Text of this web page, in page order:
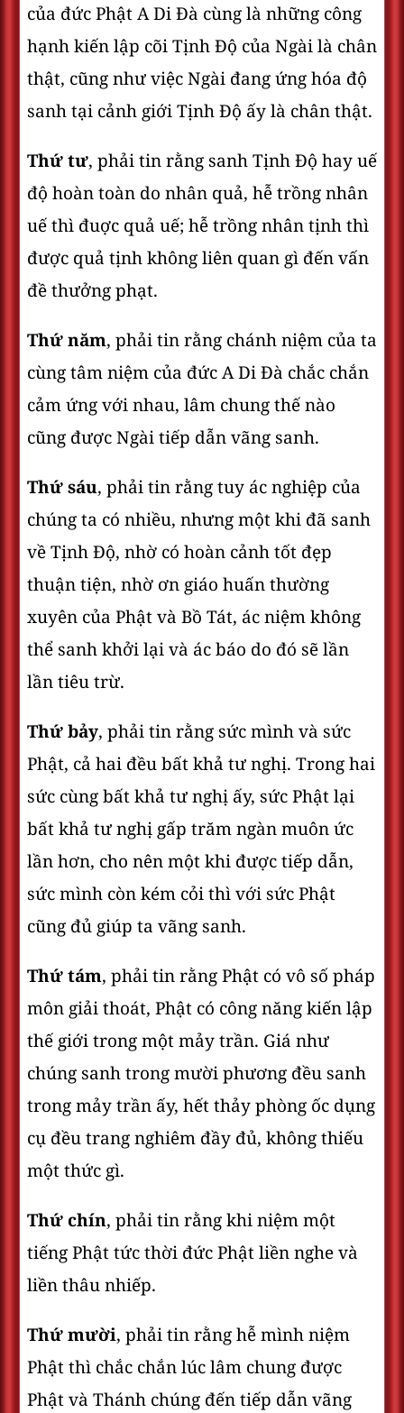
của đức Phật A Di Đà cùng là những công
hạnh kiến lập cõi Tịnh Ðộ của Ngài là chân
thật, cũng như việc Ngài đang ứng hóa độ
sanh tại cảnh giới Tịnh Ðộ ấy là chân thật.
Thứ tư, phải tin rằng sanh Tịnh Ðộ hay uế
độ hoàn toàn do nhân quả, hễ trồng nhân
uế thì đuợc quả uế; hễ trồng nhân tịnh thì
được quả tịnh không liên quan gì đến vấn
đề thưởng phạt.
Thứ năm, phải tin rằng chánh niệm của ta
cùng tâm niệm của đức A Di Đà chắc chắn
cảm ứng với nhau, lâm chung thế nào
cũng được Ngài tiếp dẫn vãng sanh.
Thứ sáu, phải tin rằng tuy ác nghiệp của
chúng ta có nhiều, nhưng một khi đã sanh
về Tịnh Ðộ, nhờ có hoàn cảnh tốt đẹp
thuận tiện, nhờ ơn giáo huấn thường
xuyên của Phật và Bồ Tát, ác niệm không
thể sanh khởi lại và ác báo do đó sẽ lần
lần tiêu trừ.
Thứ bảy, phải tin rằng sức mình và sức
Phật, cả hai đều bất khả tư nghị. Trong hai
sức cùng bất khả tư nghị ấy, sức Phật lại
bất khả tư nghị gấp trăm ngàn muôn ức
lần hơn, cho nên một khi được tiếp dẫn,
sức mình còn kém cỏi thì với sức Phật
cũng đủ giúp ta vãng sanh.
Thứ tám, phải tin rằng Phật có vô số pháp
môn giải thoát, Phật có công năng kiến lập
thế giới trong một mảy trần. Giá như
chúng sanh trong mười phương đều sanh
trong mảy trần ấy, hết thảy phòng ốc dụng
cụ đều trang nghiêm đầy đủ, không thiếu
một thức gì.
Thứ chín, phải tin rằng khi niệm một
tiếng Phật tức thời đức Phật liền nghe và
liền thâu nhiếp.
Thứ mười, phải tin rằng hễ mình niệm
Phật thì chắc chắn lúc lâm chung được
Phật và Thánh chúng đến tiếp dẫn vãng